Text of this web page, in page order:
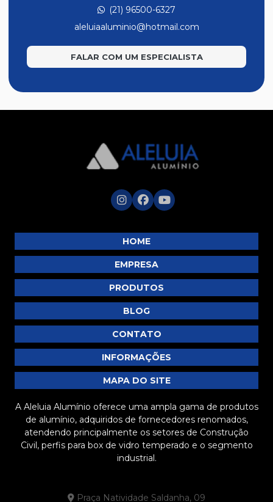
Linha de Temperado
Linha de Temperado Leve
Linha Móveis
Linha Suprema
Tubos
Tubos Redondo
Venezianas
Vitrines
(21) 96500-6327
aleluiaaluminio@hotmail.com
FALAR COM UM ESPECIALISTA
HOME
EMPRESA
PRODUTOS
BLOG
CONTATO
INFORMAÇÕES
MAPA DO SITE
A Aleluia Alumínio oferece uma ampla gama de produtos
de alumínio, adquiridos de fornecedores renomados,
atendendo principalmente os setores de Construção
Civil, perfis para box de vidro temperado e o segmento
industrial.
Praça Natividade Saldanha, 09